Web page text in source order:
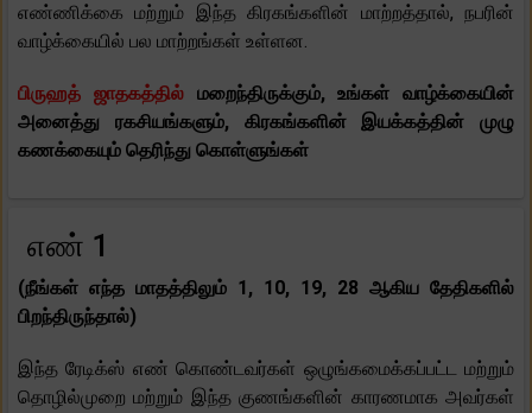
எண்ணிக்கை மற்றும் இந்த கிரகங்களின் மாற்றத்தால், நபரின்
வாழ்க்கையில் பல மாற்றங்கள் உள்ளன.
பிருஹத் ஜாதகத்தில்மறைந்திருக்கும், உங்கள் வாழ்க்கையின்
அனைத்து ரகசியங்களும், கிரகங்களின் இயக்கத்தின் முழு
கணக்கையும் தெரிந்து கொள்ளுங்கள்
எண் 1
(நீங்கள் எந்த மாதத்திலும் 1, 10, 19, 28 ஆகிய தேதிகளில்
பிறந்திருந்தால்)
இந்த ரேடிக்ஸ் எண் கொண்டவர்கள் ஒழுங்கமைக்கப்பட்ட மற்றும்
தொழில்முறை மற்றும் இந்த குணங்களின் காரணமாக அவர்கள்